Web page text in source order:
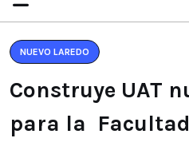
NUEVO LAREDO
Construye UAT
para la